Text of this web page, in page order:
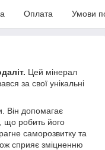
Оплата Умови
Цей мінерал
за свої унікальні
Він допомагає
що робить його
саморозвитку та
сприяє зміцненню